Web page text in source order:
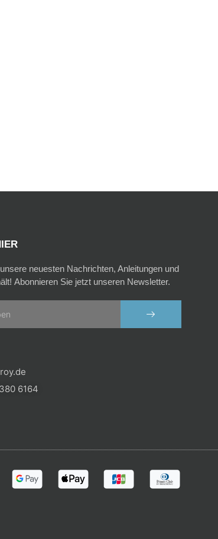
neuesten Nachrichten, Anleitungen und
Abonnieren Sie jetzt unseren Newsletter.
SENDEN
6164